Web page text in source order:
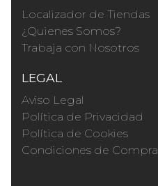
Localizador de Tiendas
¿Quienes Somos?
Trabaja con Nosotros
LEGAL
Aviso Legal
Política de Privacidad
Política de Cookies
Condiciones de Compra